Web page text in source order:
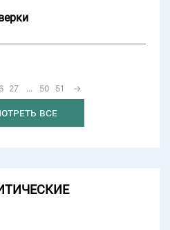
27 ... 50 51 →
все